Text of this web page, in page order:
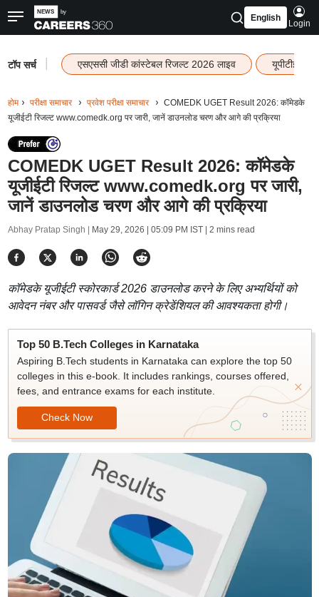
English
Login
टॉप सर्च एसएससी जीडी कांस्टेबल रिजल्ट 2026 लाइव यूपीटीईटी
होम परीक्षा समाचार प्रवेश परीक्षा समाचार
COMEDK UGET Result 2026: कॉमेडके
यूजीईटी रिजल्ट www.comedk.org पर जारी, जानें डाउनलोड चरण और आगे की प्रक्रिया
COMEDK UGET Result 2026: कॉमेडके
यूजीईटी रिजल्ट www.comedk.org पर जारी,
जानें डाउनलोड चरण और आगे की प्रक्रिया
Abhay Pratap Singh | May 29, 2026 | 05:09 PM IST| 2 mins read
कॉमेडके यूजीईटी स्कोरकार्ड 2026 डाउनलोड करने के लिए अभ्यर्थियों को
आवेदन नंबर और पासवर्ड जैसे लॉगिन क्रेडेंशियल की आवश्यकता होगी।
Top 50 B.Tech Colleges in Karnataka
Aspiring B.Tech students in Karnataka can explore the top 50
colleges in this e-book. It includes rankings, courses offered,
fees, and entrance exams for each institute.
Check Now